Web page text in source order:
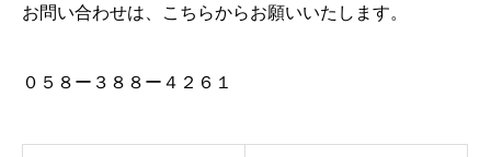
お問い合わせは、こちらからお願いいたします。
０５８ー３８８ー４２６１